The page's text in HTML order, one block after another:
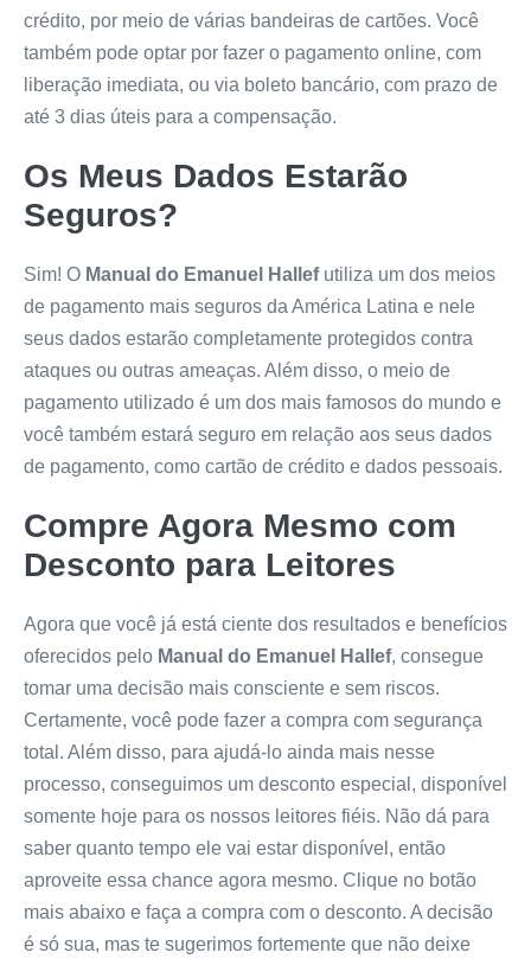
crédito, por meio de várias bandeiras de cartões. Você
também pode optar por fazer o pagamento online, com
liberação imediata, ou via boleto bancário, com prazo de
até 3 dias úteis para a compensação.
Os Meus Dados Estarão
Seguros?
Sim! O Manual do Emanuel Hallefutiliza um dos meios
de pagamento mais seguros da América Latina e nele
seus dados estarão completamente protegidos contra
ataques ou outras ameaças. Além disso, o meio de
pagamento utilizado é um dos mais famosos do mundo e
você também estará seguro em relação aos seus dados
de pagamento, como cartão de crédito e dados pessoais.
Compre Agora Mesmo com
Desconto para Leitores
Agora que você já está ciente dos resultados e benefícios
oferecidos pelo Manual do Emanuel Hallef, consegue
tomar uma decisão mais consciente e sem riscos.
Certamente, você pode fazer a compra com segurança
total. Além disso, para ajudá-lo ainda mais nesse
processo, conseguimos um desconto especial, disponível
somente hoje para os nossos leitores fiéis. Não dá para
saber quanto tempo ele vai estar disponível, então
aproveite essa chance agora mesmo. Clique no botão
mais abaixo e faça a compra com o desconto. A decisão
é só sua, mas te sugerimos fortemente que não deixe